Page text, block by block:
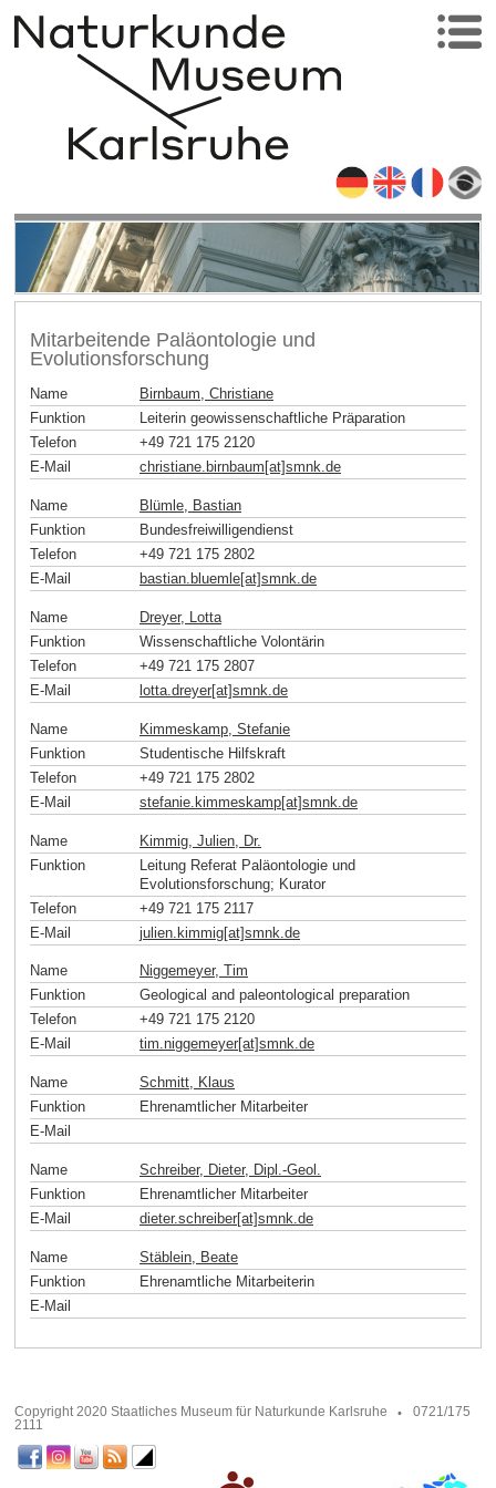
Mitarbeitende Paläontologie und
Evolutionsforschung
Name
Birnbaum, Christiane
Funktion
Leiterin geowissenschaftliche Präparation
Telefon
+49 721 175 2120
E-Mail
christiane.birnbaum[at]smnk.de
Name
Blümle, Bastian
Funktion
Bundesfreiwilligendienst
Telefon
+49 721 175 2802
E-Mail
bastian.bluemle[at]smnk.de
Name
Dreyer, Lotta
Funktion
Wissenschaftliche Volontärin
Telefon
+49 721 175 2807
E-Mail
lotta.dreyer[at]smnk.de
Name
Kimmeskamp, Stefanie
Funktion
Studentische Hilfskraft
Telefon
+49 721 175 2802
E-Mail
stefanie.kimmeskamp[at]smnk de
Name
Kimmig, Julien, Dr.
Funktion
Leitung Referat Paläontologie und
Evolutionsforschung; Kurator
Telefon
+49 721 175 2117
E-Mail
julien.kimmig[at]smnk de
Name
Niggemeyer, Tim
Funktion
Geological and paleontological preparation
Telefon
+49 721 175 2120
E-Mail
tim.niggemeyer[at]smnk.de
Name
Schmitt, Klaus
Funktion
Ehrenamtlicher Mitarbeiter
E-Mail
Name
Schreiber, Dieter, Dipl.-Geol.
Funktion
Ehrenamtlicher Mitarbeiter
E-Mail
dieter.schreiber[at]smnk.de
Name
Stäblein, Beate
Funktion
Ehrenamtliche Mitarbeiterin
E-Mail
Copyright 2020 Staatliches Museum für Naturkunde Karlsruhe
0721/175
2111